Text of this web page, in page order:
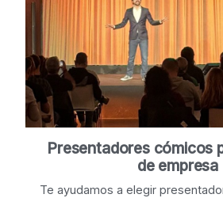
Presentadores cómicos
de empresa
Te ayudamos a elegir